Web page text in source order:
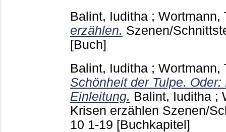
Balint, Iuditha ; Wortmann,
erzählen. Szenen/
[Buch]
Balint, Iuditha ; Wortmann,
Schönheit der Tulpe.
Einleitung. Balint, Iuditha ;
Krisen erzählen Szenen/
10 1-19 [Buchkapitel]